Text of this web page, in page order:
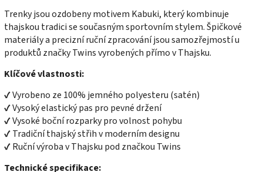
Trenky jsou ozdobeny motivem Kabuki, který kombinuje
thajskou tradici se současným sportovním stylem. Špičkové
materiály a precizní ruční zpracování jsou samozřejmostí u
produktů značky Twins vyrobených přímo v Thajsku.
Klíčové vlastnosti:
✔ Vyrobeno ze 100% jemného polyesteru (satén)
✔ Vysoký elastický pas pro pevné držení
✔ Vysoké boční rozparky pro volnost pohybu
✔ Tradiční thajský střih v moderním designu
✔ Ruční výroba v Thajsku pod značkou Twins
Technické specifikace: